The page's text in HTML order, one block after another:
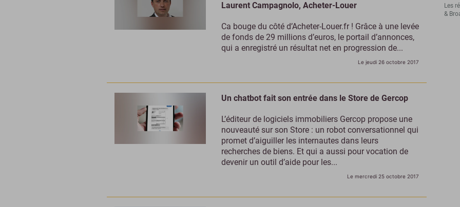
Laurent Campagnolo, Acheter-Louer
Ca bouge du côté d’Acheter-Louer.fr ! Grâce à une levée
de fonds de 29 millions d’euros, le portail d’annonces,
qui a enregistré un résultat net en progression de...
Le jeudi 26 octobre 2017
Un chatbot fait son entrée dans le Store de Gercop
L’éditeur de logiciels immobiliers Gercop propose une
nouveauté sur son Store : un robot conversationnel qui
promet d’aiguiller les internautes dans leurs
recherches de biens. Et qui a aussi pour vocation de
devenir un outil d’aide pour les...
Le mercredi 25 octobre 2017
Les
&